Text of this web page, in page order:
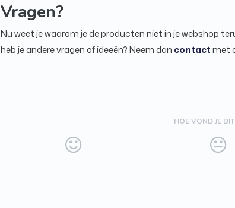
Vragen?
Nu weet je waarom je de producten niet in je webshop
heb je andere vragen of ideeën? Neem dan contactmet
HOE VOND JE